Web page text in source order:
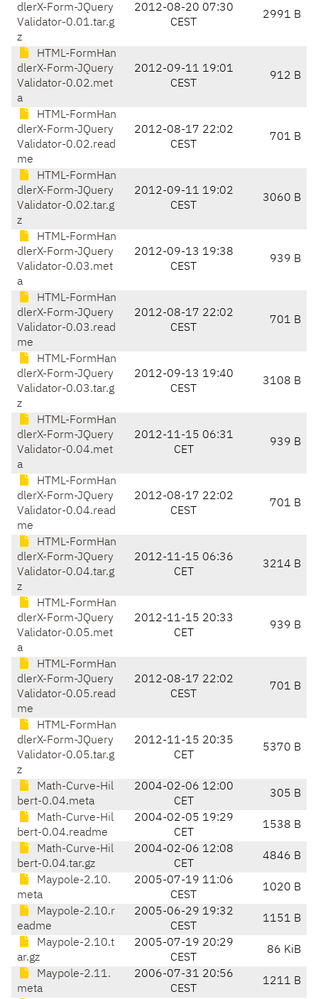
dlerX-Form-JQuery
Validator-0.01.tar.g
z
2012-08-20 07:30
CEST
2991 B
HTML-FormHan
dlerX-Form-JQuery
Validator-0.02.met
a
2012-09-11 19:01
CEST
912 B
HTML-FormHan
dlerX-Form-JQuery
Validator-0.02.read
me
2012-08-17 22:02
CEST
701 B
HTML-FormHan
dlerX-Form-JQuery
Validator-0.02.tar.g
z
2012-09-11 19:02
CEST
3060 B
HTML-FormHan
dlerX-Form-JQuery
Validator-0.03.met
a
2012-09-13 19:38
CEST
939 B
HTML-FormHan
dlerX-Form-JQuery
Validator-0.03.read
me
2012-08-17 22:02
CEST
701 B
HTML-FormHan
dlerX-Form-JQuery
Validator-0.03.tar.g
z
2012-09-13 19:40
CEST
3108 B
HTML-FormHan
dlerX-Form-JQuery
Validator-0.04.met
a
2012-11-15 06:31
CET
939 B
HTML-FormHan
dlerX-Form-JQuery
Validator-0.04.read
me
2012-08-17 22:02
CEST
701 B
HTML-FormHan
dlerX-Form-JQuery
Validator-0.04.tar.g
z
2012-11-15 06:36
CET
3214 B
HTML-FormHan
dlerX-Form-JQuery
Validator-0.05.met
a
2012-11-15 20:33
CET
939 B
HTML-FormHan
dlerX-Form-JQuery
Validator-0.05.read
me
2012-08-17 22:02
CEST
701 B
HTML-FormHan
dlerX-Form-JQuery
Validator-0.05.tar.g
z
2012-11-15 20:35
CET
5370 B
Math-Curve-Hil
bert-0.04.meta
2004-02-06 12:00
CET
305 B
Math-Curve-Hil
bert-0.04.readme
2004-02-05 19:29
CET
1538 B
Math-Curve-Hil
bert-0.04.tar.gz
2004-02-06 12:08
CET
4846 B
Maypole-2.10.
meta
2005-07-19 11:06
CEST
1020 B
Maypole-2.10.r
eadme
2005-06-29 19:32
CEST
1151 B
Maypole-2.10.t
ar.gz
2005-07-19 20:29
CEST
86 KiB
Maypole-2.11.
meta
2006-07-31 20:56
CEST
1211 B